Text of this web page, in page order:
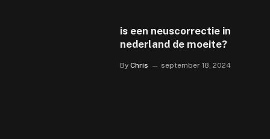
is een neuscorrectie in
nederland de moeite?
By Chris september 18, 2024